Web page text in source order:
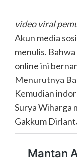
video viral
Akun media
menulis.
online ini
Menurutnya
Kemudian
Surya Wiharga
Gakkum